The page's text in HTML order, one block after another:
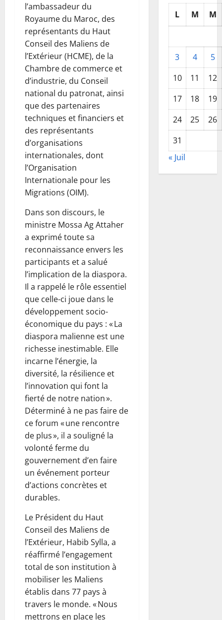
l’ambassadeur du
Royaume du Maroc, des
représentants du Haut
Conseil des Maliens de
l’Extérieur (HCME), de la
Chambre de commerce et
d’industrie, du Conseil
national du patronat, ainsi
que des partenaires
techniques et financiers et
des représentants
d’organisations
internationales, dont
l’Organisation
Internationale pour les
Migrations (OIM).
Dans son discours, le
ministre Mossa Ag Attaher
a exprimé toute sa
reconnaissance envers les
participants et a salué
l’implication de la diaspora.
Il a rappelé le rôle essentiel
que celle-ci joue dans le
développement socio-
économique du pays : « La
diaspora malienne est une
richesse inestimable. Elle
incarne l’énergie, la
diversité, la résilience et
l’innovation qui font la
fierté de notre nation ».
Déterminé à ne pas faire de
ce forum « une rencontre
de plus », il a souligné la
volonté ferme du
gouvernement d’en faire
un événement porteur
d’actions concrètes et
durables.
Le Président du Haut
Conseil des Maliens de
l’Extérieur, Habib Sylla, a
réaffirmé l’engagement
total de son institution à
mobiliser les Maliens
établis dans 77 pays à
travers le monde. « Nous
mettrons en place les
L M M
3 4
5
10
11
12
17
18
19
24
25
26
31
« Juil